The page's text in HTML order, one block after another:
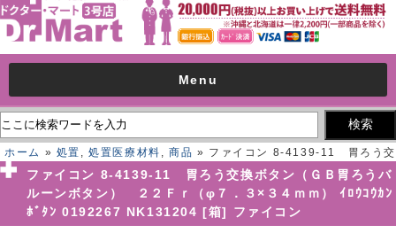
Menu
ホーム » 処置 ,処置医療材料 , 商品 » ファイコン 8-4139-11 胃ろう交
換ボタン（ＧＢ胃ろうバルーンボタン） ２２Ｆｒ（φ７．３×３４ｍ
ｍ） ｲﾛｳｺｳｶﾝﾎﾞﾀﾝ 0192267 NK131204 [箱] ファイコン
ファイコン 8-4139-11 胃ろう交換ボタン（ＧＢ胃ろうバ
ルーンボタン） ２２Ｆｒ（φ７．３×３４ｍｍ） ｲﾛｳｺｳｶﾝ
ﾎﾞﾀﾝ 0192267 NK131204 [箱] ファイコン